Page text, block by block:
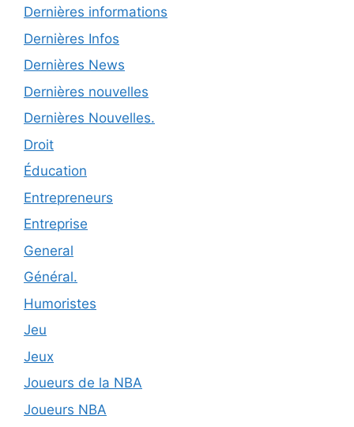
Dernières informations
Dernières Infos
Dernières News
Dernières nouvelles
Dernières Nouvelles.
Droit
Éducation
Entrepreneurs
Entreprise
General
Général.
Humoristes
Jeu
Jeux
Joueurs de la NBA
Joueurs NBA